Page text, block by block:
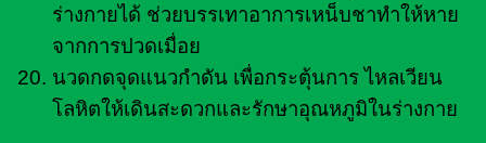
ร่างกายได้ ช่วยบรรเทาอาการเหน็บชาทำให้หาย
จากการปวดเมื่อย
นวดกดจุดแนวกำดัน เพื่อกระตุ้นการ ไหลเวียน
โลหิตให้เดินสะดวกและรักษาอุณหภูมิในร่างกาย